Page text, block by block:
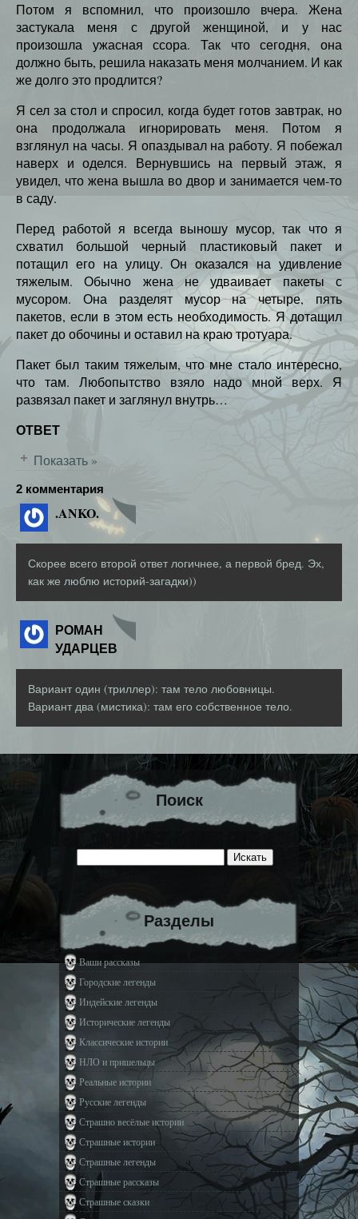
Потом я вспомнил, что произошло вчера. Жена
застукала меня с другой женщиной, и у нас
произошла ужасная ссора. Так что сегодня, она
должно быть, решила наказать меня молчанием. И как
же долго это продлится?
Я сел за стол и спросил, когда будет готов завтрак, но
она продолжала игнорировать меня. Потом я
взглянул на часы. Я опаздывал на работу. Я побежал
наверх и оделся. Вернувшись на первый этаж, я
увидел, что жена вышла во двор и занимается чем-то
в саду.
Перед работой я всегда выношу мусор, так что я
схватил большой черный пластиковый пакет и
потащил его на улицу. Он оказался на удивление
тяжелым. Обычно жена не удваивает пакеты с
мусором. Она разделят мусор на четыре, пять
пакетов, если в этом есть необходимость. Я дотащил
пакет до обочины и оставил на краю тротуара.
Пакет был таким тяжелым, что мне стало интересно,
что там. Любопытство взяло надо мной верх. Я
развязал пакет и заглянул внутрь…
ОТВЕТ
Показать »
2 комментария
.ANKO.
Скорее всего второй ответ логичнее, а первой бред. Эх,
как же люблю историй-загадки))
РОМАН
УДАРЦЕВ
Вариант один (триллер): там тело любовницы.
Вариант два (мистика): там его собственное тело.
Поиск
Разделы
Ваши рассказы
Городские легенды
Индейские легенды
Исторические легенды
Классические истории
НЛО и пришельцы
Реальные истории
Русские легенды
Страшно весёлые истории
Страшные истории
Страшные легенды
Страшные рассказы
Страшные сказки